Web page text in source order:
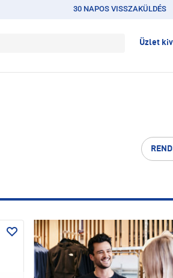
30 NAPOS VISSZAKÜLDÉS
Üzlet